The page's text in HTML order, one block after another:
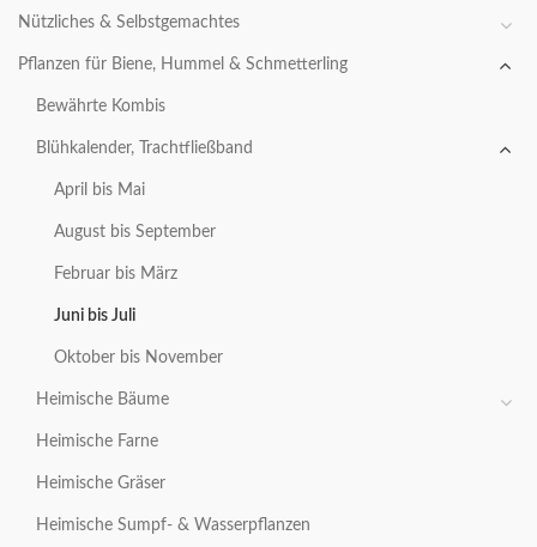
Nützliches & Selbstgemachtes
Pflanzen für Biene, Hummel & Schmetterling
Bewährte Kombis
Blühkalender, Trachtfließband
April bis Mai
August bis September
Februar bis März
Juni bis Juli
Oktober bis November
Heimische Bäume
Heimische Farne
Heimische Gräser
Heimische Sumpf- & Wasserpflanzen